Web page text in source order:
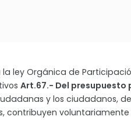
ley Orgánica de
Art.67.- Del
y los ciudadanos,
contribuyen